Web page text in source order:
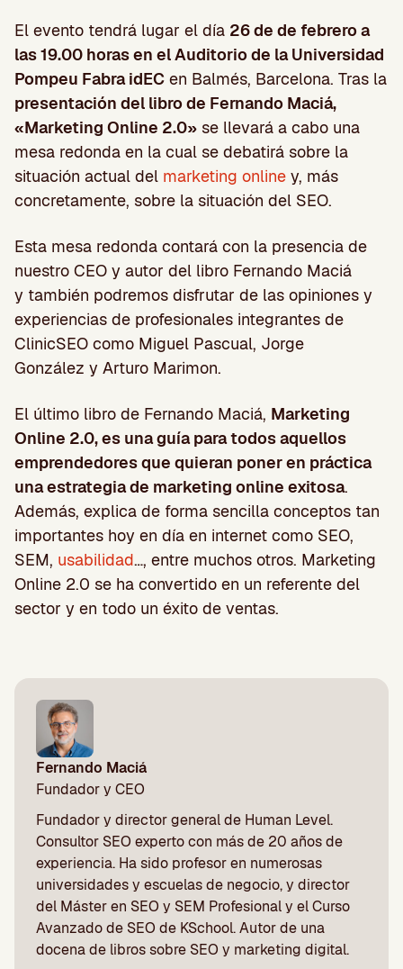
El evento tendrá lugar el día 26 de de febrero a
las 19.00 horas en el Auditorio de la Universidad
Pompeu Fabra idEC en Balmés, Barcelona. Tras la
presentación del libro de Fernando Maciá,
«Marketing Online 2.0» se llevará a cabo una
mesa redonda en la cual se debatirá sobre la
situación actual del marketing online y, más
concretamente, sobre la situación del SEO.
Esta mesa redonda contará con la presencia de
nuestro CEO y autor del libro Fernando Maciá
y también podremos disfrutar de las opiniones y
experiencias de profesionales integrantes de
ClinicSEO como Miguel Pascual, Jorge
González y Arturo Marimon.
El último libro de Fernando Maciá, Marketing
Online 2.0, es una guía para todos aquellos
emprendedores que quieran poner en práctica
una estrategia de marketing online exitosa.
Además, explica de forma sencilla conceptos tan
importantes hoy en día en internet como SEO,
SEM, usabilidad…, entre muchos otros. Marketing
Online 2.0 se ha convertido en un referente del
sector y en todo un éxito de ventas.
Fernando Maciá
Fundador y CEO
Fundador y director general de Human Level.
Consultor SEO experto con más de 20 años de
experiencia. Ha sido profesor en numerosas
universidades y escuelas de negocio, y director
del Máster en SEO y SEM Profesional y el Curso
Avanzado de SEO de KSchool. Autor de una
docena de libros sobre SEO y marketing digital.